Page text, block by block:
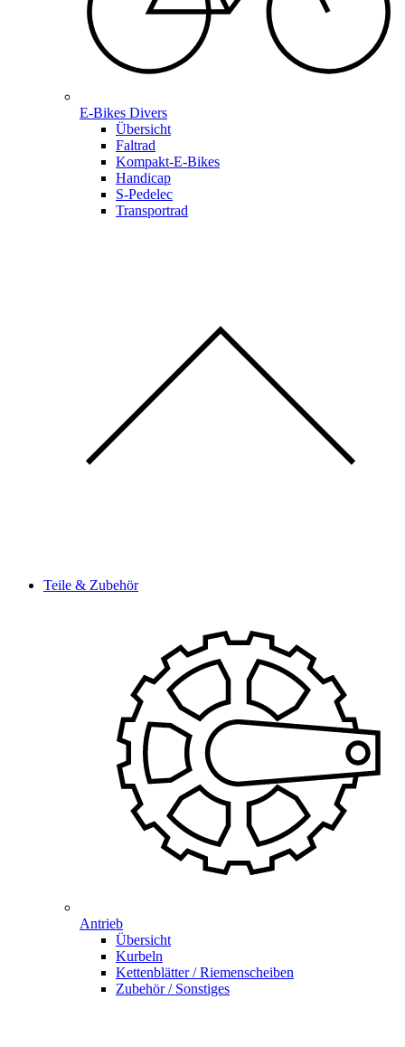
E-Bikes Divers
Übersicht
Faltrad
Kompakt-E-Bikes
Handicap
S-Pedelec
Transportrad
Teile & Zubehör
Antrieb
Übersicht
Kurbeln
Kettenblätter / Riemenscheiben
Zubehör / Sonstiges